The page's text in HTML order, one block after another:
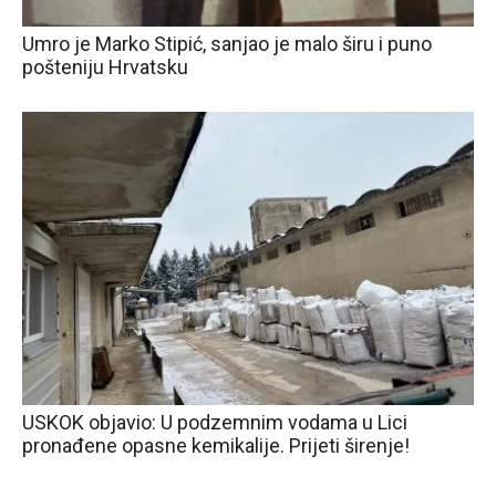
Umro je Marko Stipić, sanjao je malo širu i puno
pošteniju Hrvatsku
USKOK objavio: U podzemnim vodama u Lici
pronađene opasne kemikalije. Prijeti širenje!